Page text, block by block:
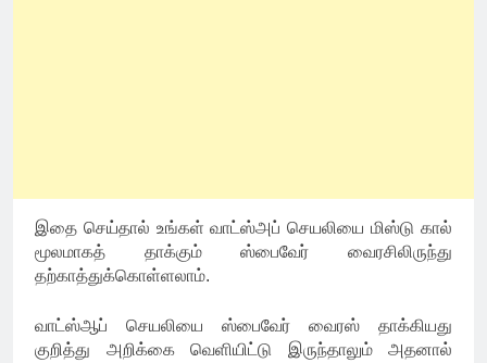
இதை செய்தால் உங்கள் வாட்ஸ்அப் செயலியை மிஸ்டு கால்
மூலமாகத் தாக்கும் ஸ்பைவேர் வைரசிலிருந்து
தற்காத்துக்கொள்ளலாம்.
வாட்ஸ்ஆப் செயலியை ஸ்பைவேர் வைரஸ் தாக்கியது
குறித்து அறிக்கை வெளியிட்டு இருந்தாலும் அதனால்